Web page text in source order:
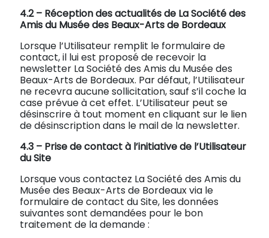
4.2 – Réception des actualités de La Société des
Amis du Musée des Beaux-Arts de Bordeaux
Lorsque l’Utilisateur remplit le formulaire de
contact, il lui est proposé de recevoir la
newsletter La Société des Amis du Musée des
Beaux-Arts de Bordeaux. Par défaut, l’Utilisateur
ne recevra aucune sollicitation, sauf s’il coche la
case prévue à cet effet. L’Utilisateur peut se
désinscrire à tout moment en cliquant sur le lien
de désinscription dans le mail de la newsletter.
4.3 – Prise de contact à l’initiative de l’Utilisateur
du Site
Lorsque vous contactez La Société des Amis du
Musée des Beaux-Arts de Bordeaux via le
formulaire de contact du Site, les données
suivantes sont demandées pour le bon
traitement de la demande :